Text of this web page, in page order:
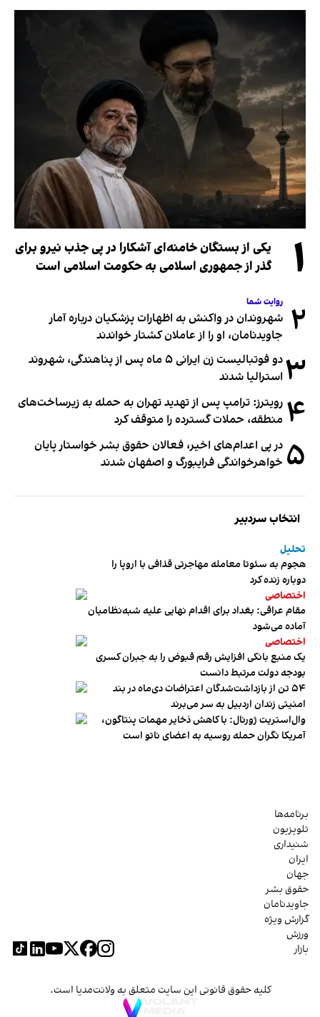
۱
یکی از بستگان خامنه‌ای آشکارا در پی جذب نیرو برای
گذر از جمهوری اسلامی به حکومت اسلامی است
۲ روایت شما
شهروندان در واکنش به اظهارات پزشکیان درباره آمار
جاویدنامان، او را از عاملان کشتار خواندند
۳
دو فوتبالیست زن ایرانی ۵ ماه پس از پناهندگی، شهروند
استرالیا شدند
۴ رویترز: ترامپ پس از تهدید تهران به حمله به زیرساخت‌های
منطقه، حملات گسترده را متوقف کرد
۵ در پی اعدام‌های اخیر، فعالان حقوق بشر خواستار پایان
خواهرخواندگی فرایبورگ و اصفهان شدند
انتخاب سردبیر
تحلیل
هجوم به سئوتا معامله مهاجرتی قذافی با اروپا را
دوباره زنده کرد
اختصاصی
مقام عراقی: بغداد برای اقدام نهایی علیه شبه‌نظامیان
آماده می‌شود
اختصاصی
یک منبع بانکی افزایش رقم قبوض را به جبران کسری
بودجه دولت مرتبط دانست
۵۴ تن از بازداشت‌شدگان اعتراضات دی‌ماه در بند
امنیتی زندان اردبیل به سر می‌برند
وال‌استریت ژورنال: با کاهش ذخایر مهمات پنتاگون،
آمریکا نگران حمله روسیه به اعضای ناتو‌ است
برنامه‌ها
تلویزیون
شنیداری
ایران
جهان
حقوق بشر
جاویدنامان
گزارش ویژه
ورزش
بازار
کلیه حقوق قانونی این سایت متعلق به ولانت‌مدیا است.